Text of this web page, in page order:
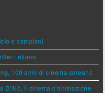
e campioni
italiano
100 anni di cinema coreano
D'Alò, il cinema d'animazione